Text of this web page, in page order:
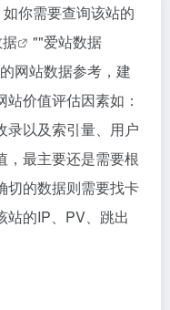
你需要查询该站的
""爱站数据
网站数据参考，建
价值评估因素如：
录以及索引量、用户
，最主要还是需要根
切的数据则需要找卡
站的IP、PV、跳出